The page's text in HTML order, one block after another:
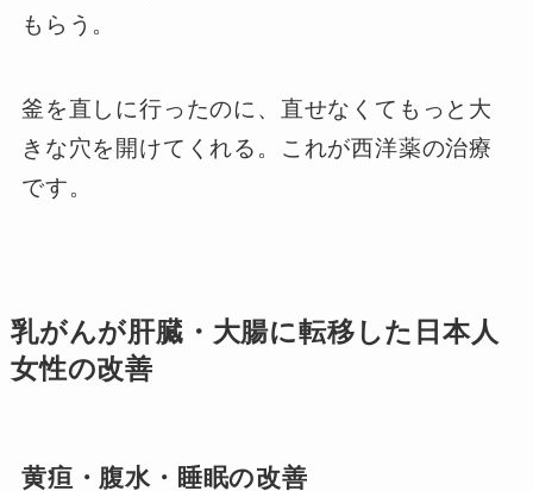
もらう。
釜を直しに行ったのに、直せなくてもっと大
きな穴を開けてくれる。これが西洋薬の治療
です。
乳がんが肝臓・大腸に転移した日本人
女性の改善
黄疸・腹水・睡眠の改善